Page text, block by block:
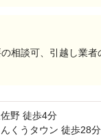
の相談可、引越し業
野 徒歩4分
くうタウン 徒歩28分